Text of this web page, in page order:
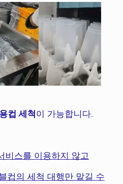
컵 세척 이 가능합니다.
비스를 이용하지 않고
컵의 세척 대행만 맡길 수